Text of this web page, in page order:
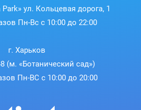
ул. Кольцевая дорога, 1
Пн-Вс с 10:00 до 22:00
г. Харьков
(м. «Ботанический сад»)
Пн-ВС с 10:00 до 20:00